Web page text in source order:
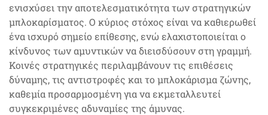
ενισχύσει την αποτελεσματικότητα των στρατηγικών
μπλοκαρίσματος. Ο κύριος στόχος είναι να καθιερωθεί
ένα ισχυρό σημείο επίθεσης, ενώ ελαχιστοποιείται ο
κίνδυνος των αμυντικών να διεισδύσουν στη γραμμή.
Κοινές στρατηγικές περιλαμβάνουν τις επιθέσεις
δύναμης, τις αντιστροφές και το μπλοκάρισμα ζώνης,
καθεμία προσαρμοσμένη για να εκμεταλλευτεί
συγκεκριμένες αδυναμίες της άμυνας.